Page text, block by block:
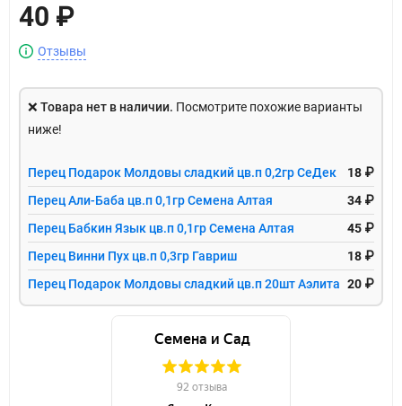
40 ₽
Отзывы
❌ Товара нет в наличии. Посмотрите похожие варианты
ниже!
Перец Подарок Молдовы сладкий цв.п 0,2гр СеДек
18 ₽
Перец Али-Баба цв.п 0,1гр Семена Алтая
34 ₽
Перец Бабкин Язык цв.п 0,1гр Семена Алтая
45 ₽
Перец Винни Пух цв.п 0,3гр Гавриш
18 ₽
Перец Подарок Молдовы сладкий цв.п 20шт Аэлита 20 ₽